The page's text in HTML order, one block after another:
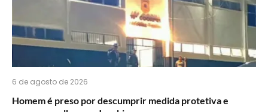
6 de agosto de 2026
Homem é preso por descumprir medida protetiva e